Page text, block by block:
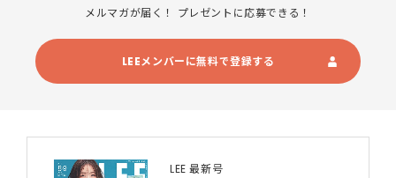
メルマガが届く！ プレゼントに応募できる！
LEEメンバーに無料で登録する
LEE 最新号